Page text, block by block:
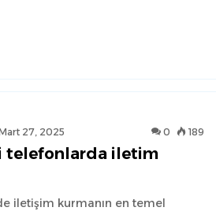
27, 2025 0 189
telefonlarda iletim
iletişim kurmanın en temel